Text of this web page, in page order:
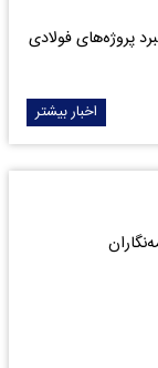
پروژه‌های فولادی
اخبار بیشتر